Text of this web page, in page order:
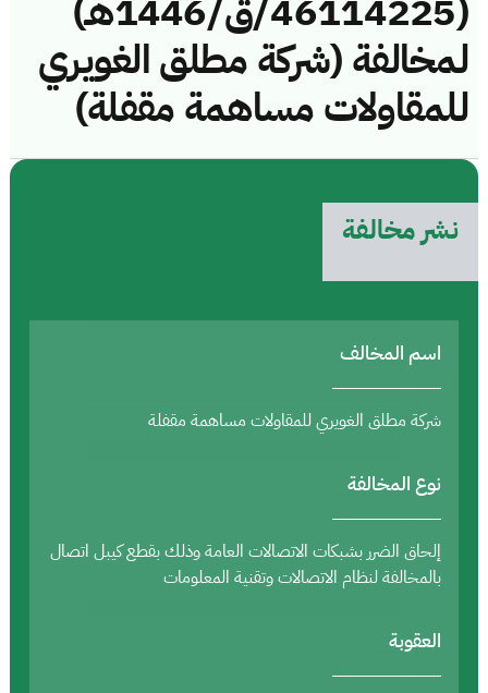
لمخالفة (شركة مطلق الغويري
للمقاولات مساهمة مقفلة)
نشر مخالفة
اسم المخالف
شركة مطلق الغويري للمقاولات مساهمة مقفلة
نوع المخالفة
إلحاق الضرر بشبكات الاتصالات العامة وذلك بقطع كيبل اتصال
بالمخالفة لنظام الاتصالات وتقنية المعلومات
العقوبة